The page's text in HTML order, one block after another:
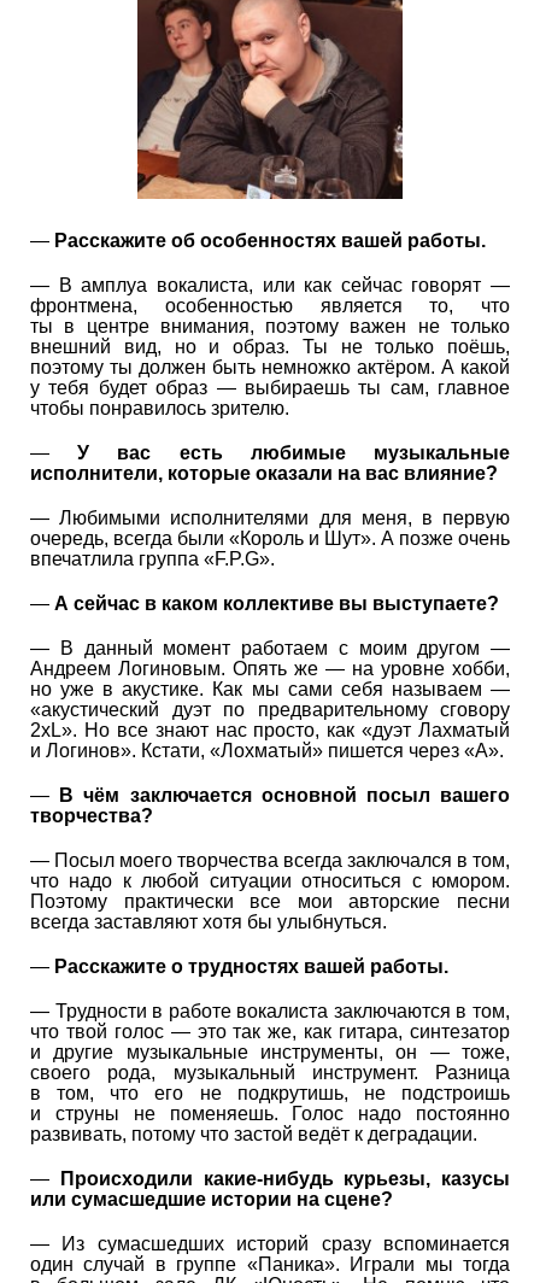
— Расскажите об особенностях вашей работы.
— В амплуа вокалиста, или как сейчас говорят —
фронтмена, особенностью является то, что
ты в центре внимания, поэтому важен не только
внешний вид, но и образ. Ты не только поёшь,
поэтому ты должен быть немножко актёром. А какой
у тебя будет образ — выбираешь ты сам, главное
чтобы понравилось зрителю.
—У вас есть любимые музыкальные
исполнители, которые оказали на вас влияние?
— Любимыми исполнителями для меня, в первую
очередь, всегда были «Король и Шут». А позже очень
впечатлила группа «F.P.G».
— А сейчас в каком коллективе вы выступаете?
— В данный момент работаем с моим другом —
Андреем Логиновым. Опять же — на уровне хобби,
но уже в акустике. Как мы сами себя называем —
«акустический дуэт по предварительному сговору
2xL». Но все знают нас просто, как «дуэт Лахматый
и Логинов». Кстати, «Лохматый» пишется через «А».
—
В чём заключается основной посыл вашего
творчества?
— Посыл моего творчества всегда заключался в том,
что надо к любой ситуации относиться с юмором.
Поэтому практически все мои авторские песни
всегда заставляют хотя бы улыбнуться.
— Расскажите о трудностях вашей работы.
— Трудности в работе вокалиста заключаются в том,
что твой голос — это так же, как гитара, синтезатор
и другие музыкальные инструменты, он — тоже,
своего рода, музыкальный инструмент. Разница
в том, что его не подкрутишь, не подстроишь
и струны не поменяешь. Голос надо постоянно
развивать, потому что застой ведёт к деградации.
—
Происходили какие-нибудь курьезы, казусы
или сумасшедшие истории на сцене?
— Из сумасшедших историй сразу вспоминается
один случай в группе «Паника». Играли мы тогда